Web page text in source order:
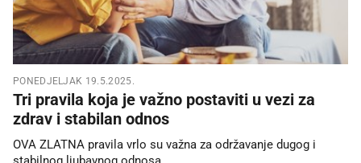
PONEDJELJAK 19.5.2025.
Tri pravila koja je važno postaviti u vezi za
zdrav i stabilan odnos
OVA ZLATNA pravila vrlo su važna za održavanje dugog i